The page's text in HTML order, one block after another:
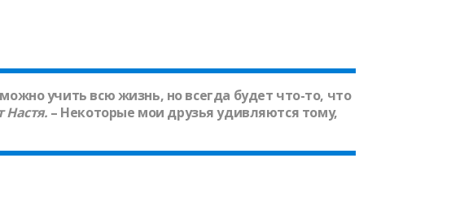
учить всю жизнь, но всегда будет что-то, что
Настя. – Некоторые мои друзья удивляются тому,